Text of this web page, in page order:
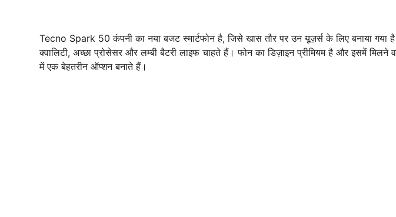
Tecno Spark 50 कंपनी का नया बजट स्मार्टफोन है, जिसे खास तौर पर उन यूज़र्स के लिए बनाया गया
क्वालिटी, अच्छा प्रोसेसर और लम्बी बैटरी लाइफ चाहते हैं। फोन का डिज़ाइन प्रीमियम है और इसमें
में एक बेहतरीन ऑप्शन बनाते हैं।